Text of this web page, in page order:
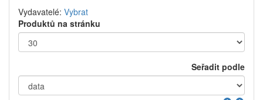
Vydavatelé: Vybrat
Produktů na stránku
Seřadit podle